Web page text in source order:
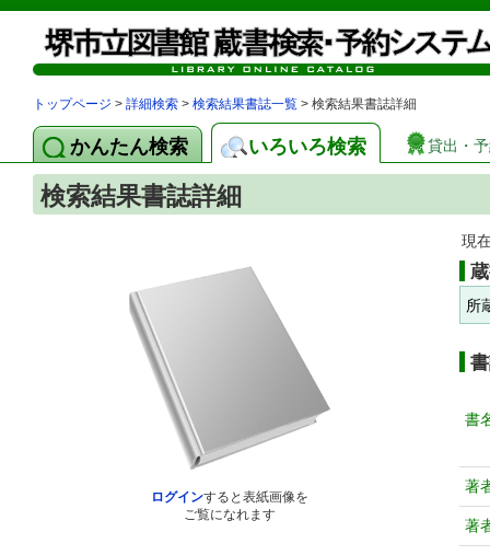
トップページ > 詳細検索 > 検索結果書誌一覧 > 検索結果書誌詳細
かんたん検索 いろいろ検索 貸出・
検索結果書誌詳細
ログインすると表紙画像を
ご覧になれます
現
所
書
著
著